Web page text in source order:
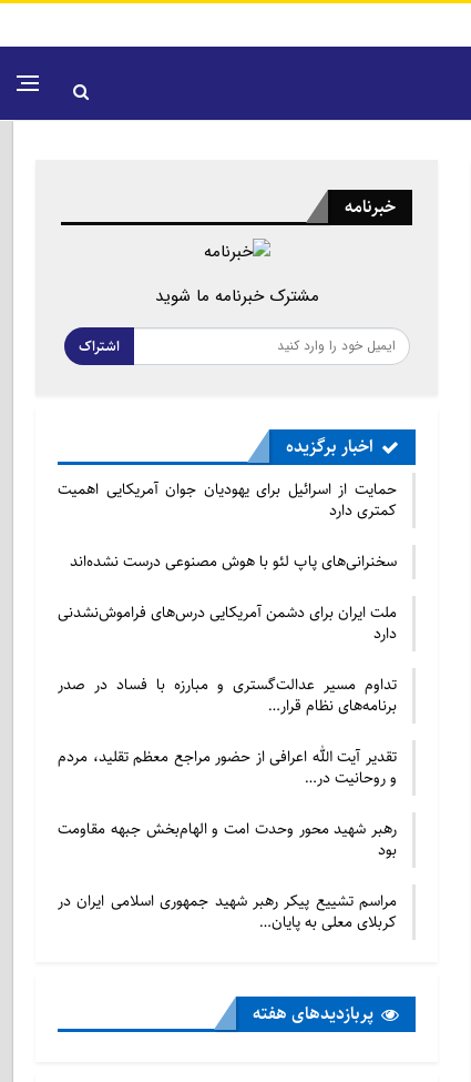
خبرنامه
مشترک خبرنامه ما شوید
اشتراک
اخبار برگزیده
حمایت از اسرائیل برای یهودیان جوان آمریکایی اهمیت
کمتری دارد
سخنرانی‌های پاپ لئو با هوش مصنوعی درست نشده‌اند
ملت ایران برای دشمن آمریکایی درس‌های فراموش‌نشدنی
دارد
تداوم مسیر عدالت‌گستری و مبارزه با فساد در صدر
برنامه‌های نظام قرار…
تقدیر آیت الله اعرافی از حضور مراجع معظم تقلید، مردم
و روحانیت در…
رهبر شهید محور وحدت امت و الهام‌بخش جبهه مقاومت
بود
مراسم تشییع پیکر رهبر شهید جمهوری اسلامی ایران در
کربلای معلی به پایان…
پربازدید‌های هفته